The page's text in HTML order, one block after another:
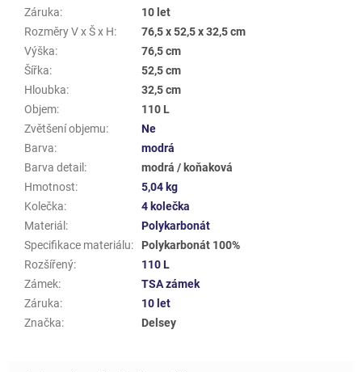
Záruka:
10 let
Rozměry V x Š x H:
76,5 x 52,5 x 32,5 cm
Výška:
76,5 cm
Šířka:
52,5 cm
Hloubka:
32,5 cm
Objem:
110 L
Zvětšení objemu:
Ne
Barva:
modrá
Barva detail:
modrá / koňaková
Hmotnost:
5,04 kg
Kolečka:
4 kolečka
Materiál:
Polykarbonát
Specifikace materiálu:
Polykarbonát 100%
Rozšířený:
110 L
Zámek:
TSA zámek
Záruka:
10 let
Značka: Delsey